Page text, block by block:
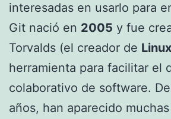
interesadas en usarlo para
Git nació en 2005 y fue
Torvalds (el creador de Linux
herramienta para facilitar el
colaborativo de software.
años, han aparecido